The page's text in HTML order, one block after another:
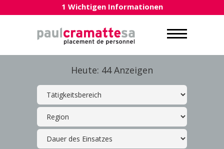
1 Wichtigen Informationen
Heute: 44 Anzeigen